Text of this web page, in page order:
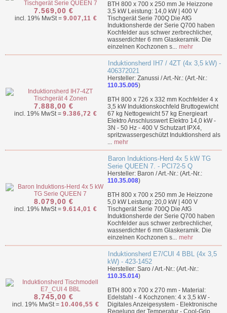
7.569,00 €
incl. 19% MwSt = 9.007,11 €
BTH 800 x 700 x 250 mm Je Heizzone
3,5 kW Leistung: 14,0 kW | 400 V
Tischgerät Serie 700Q Die AfG
Induktionsherde der Serie Q700 haben
Kochfelder aus schwer zerbrechlicher,
wasserdichter 6 mm Glaskeramik. Die
einzelnen Kochzonen s... mehr
7.888,00 €
incl. 19% MwSt = 9.386,72 €
Induktionsherd IH7 / 4ZT (4x 3,5 kW) -
406372021
Hersteller: Zanussi / Art.-Nr.: (Art.-Nr.:
110.35.005)
BTH 800 x 726 x 332 mm Kochfelder 4 x
3,5 kW Induktionskochfeld Bruttogewicht
67 kg Nettogewicht 57 kg Energieart
Elektro Anschlusswert Elektro 14,0 kW -
3N - 50 Hz - 400 V Schutzart IPX4,
spritzwassergeschützt Induktionsherd als
... mehr
8.079,00 €
incl. 19% MwSt = 9.614,01 €
Baron Induktions-Herd 4x 5 kW TG
Serie QUEEN 7. - PCI72-5 Q
Hersteller: Baron / Art.-Nr.: (Art.-Nr.:
110.35.008)
BTH 800 x 700 x 250 mm Je Heizzone
5,0 kW Leistung: 20,0 kW | 400 V
Tischgerät Serie 700Q Die AfG
Induktionsherde der Serie Q700 haben
Kochfelder aus schwer zerbrechlicher,
wasserdichter 6 mm Glaskeramik. Die
einzelnen Kochzonen s... mehr
8.745,00 €
incl. 19% MwSt = 10.406,55 €
Induktionsherd E7/CUI 4 BBL (4x 3,5
kW) - 423-1452
Hersteller: Saro / Art.-Nr.: (Art.-Nr.:
110.35.014)
BTH 800 x 700 x 270 mm - Material:
Edelstahl - 4 Kochzonen: 4 x 3,5 kW -
Digitales Anzeigesystem - Elektronische
Regelung der Temperatur - Cool-Grip